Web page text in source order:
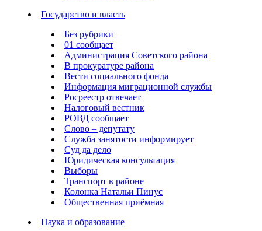
Государство и власть
Без рубрики
01 сообщает
Администрация Советского района
В прокуратуре района
Вести социального фонда
Информация миграционной службы
Росреестр отвечает
Налоговый вестник
РОВД сообщает
Слово – депутату
Служба занятости информирует
Суд да дело
Юридическая консультация
Выборы
Транспорт в районе
Колонка Натальи Пинус
Общественная приёмная
Наука и образование